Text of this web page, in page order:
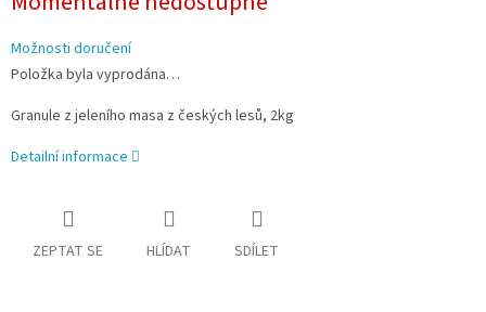
cena:
Možnosti doručení
Položka byla vyprodána…
Granule z jeleního masa z českých lesů, 2kg
Detailní informace
ZEPTAT SE HLÍDAT SDÍLET